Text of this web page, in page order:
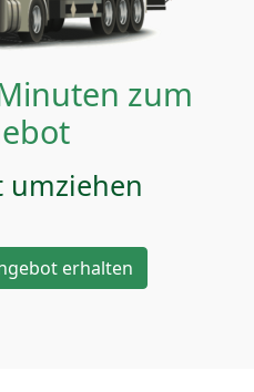
zum
umziehen
erhalten